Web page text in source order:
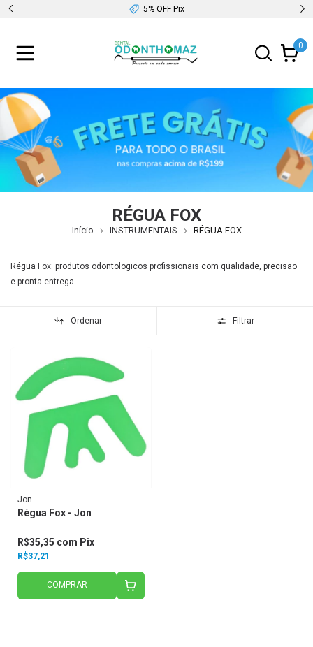
5% OFF Pix
0
RÉGUA FOX
Início INSTRUMENTAIS RÉGUA FOX
Régua Fox: produtos odontologicos profissionais com qualidade, precisao
e pronta entrega.
Ordenar Filtrar
Jon
Régua Fox - Jon
R$37,21
R$35,35 com Pix
COMPRAR